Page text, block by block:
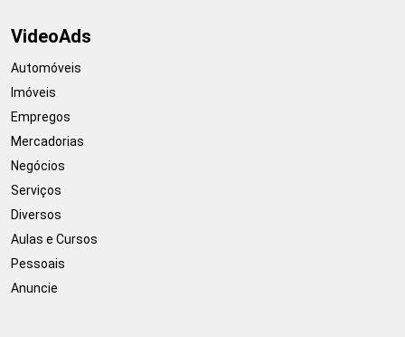
VideoAds
Automóveis
Imóveis
Empregos
Mercadorias
Negócios
Serviços
Diversos
Aulas e Cursos
Pessoais
Anuncie